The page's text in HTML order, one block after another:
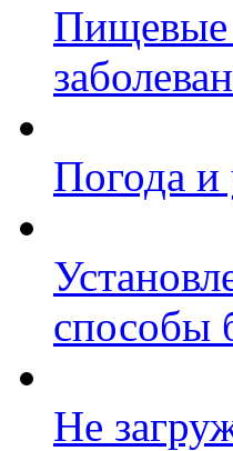
Пищевые
Погода и
способы
Не